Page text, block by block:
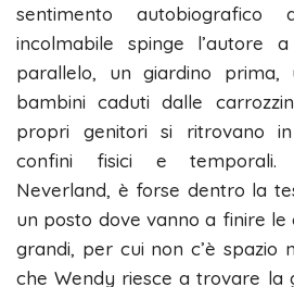
sentimento autobiografico
incolmabile spinge l’autore
parallelo, un giardino prima,
bambini caduti dalle
propri genitori si ritrovano
confini fisici e temporali.
Neverland, è forse dentro la
un posto dove vanno a finire le
grandi, per cui non c’è spazio
che Wendy riesce a trovare la